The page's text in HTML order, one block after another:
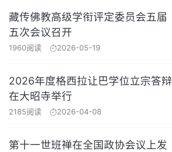
藏传佛教高级学衔评定委员会五届
五次会议召开
1960阅读 2026-05-19
2026年度格西拉让巴学位立宗答辩
在大昭寺举行
2185阅读 2026-04-08
第十一世班禅在全国政协会议上发